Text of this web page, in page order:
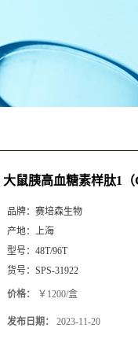
大鼠胰高血糖素样肽1（
品牌： 赛培森生物
产地： 上海
型号： 48T/96T
货号： SPS-31922
价格： ￥1200/盒
发布日期： 2023-11-20